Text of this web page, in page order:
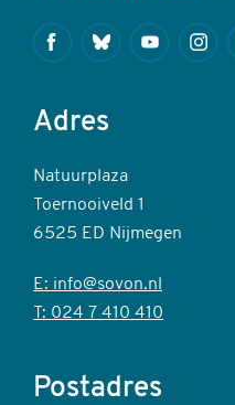
FacebookBlueskyYoutube
Adres
Natuurplaza
Toernooiveld 1
6525 ED Nijmegen
E: info@sovon.nl
T: 024 7 410 410
Postadres